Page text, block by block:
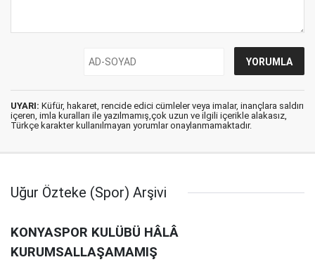
UYARI: Küfür, hakaret, rencide edici cümleler veya imalar, inançlara saldırı
içeren, imla kuralları ile yazılmamış,çok uzun ve ilgili içerikle alakasız,
Türkçe karakter kullanılmayan yorumlar onaylanmamaktadır.
Uğur Özteke (Spor) Arşivi
KONYASPOR KULÜBÜ HÂLÂ
KURUMSALLAŞAMAMIŞ